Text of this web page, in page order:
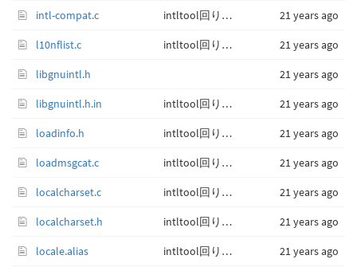
intl-compat.c intltool回りをアップデート。 21 years ago
l10nflist.c intltool回りをアップデート。 21 years ago
libgnuintl.h 21 years ago
libgnuintl.h.in intltool回りをアップデート。 21 years ago
loadinfo.h intltool回りをアップデート。 21 years ago
loadmsgcat.c intltool回りをアップデート。 21 years ago
localcharset.c intltool回りをアップデート。 21 years ago
localcharset.h intltool回りをアップデート。 21 years ago
locale.alias intltool回りをアップデート。 21 years ago